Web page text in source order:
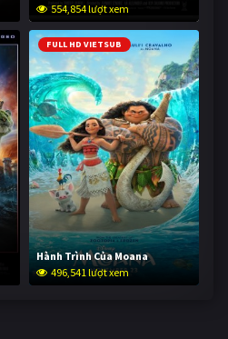
554,854 lượt xem
FULL HD VIETSUB
Hành Trình Của Moana
496,541 lượt xem